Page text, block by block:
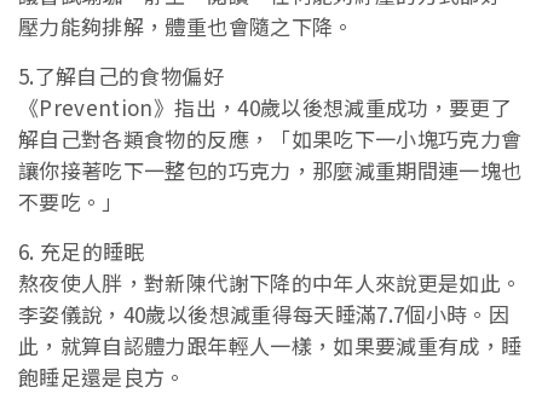
壓力能夠排解，體重也會隨之下降。
5.了解自己的食物偏好
《Prevention》指出，40歲以後想減重成功，要更了
解自己對各類食物的反應，「如果吃下一小塊巧克力會
讓你接著吃下一整包的巧克力，那麼減重期間連一塊也
不要吃。」
6. 充足的睡眠
熬夜使人胖，對新陳代謝下降的中年人來說更是如此。
李姿儀說，40歲以後想減重得每天睡滿7.7個小時。因
此，就算自認體力跟年輕人一樣，如果要減重有成，睡
飽睡足還是良方。